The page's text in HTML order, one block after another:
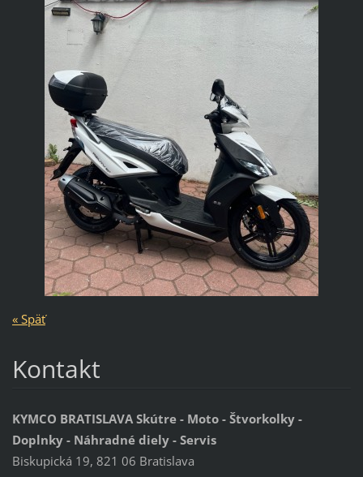
« Späť
Kontakt
KYMCO BRATISLAVA Skútre - Moto - Štvorkolky -
Doplnky - Náhradné diely - Servis
Biskupická 19, 821 06 Bratislava